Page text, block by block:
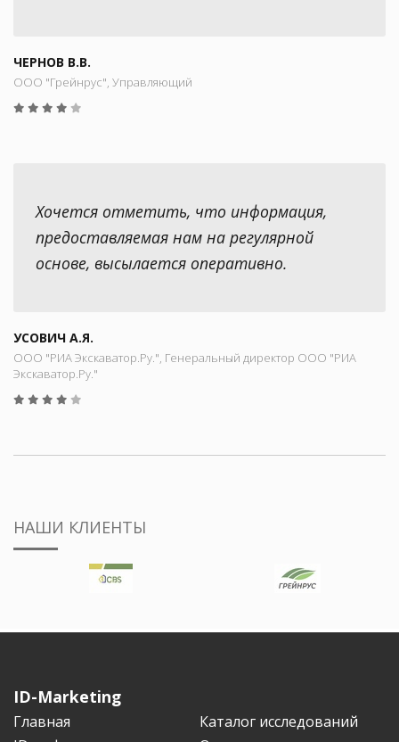
ЧЕРНОВ В.В.
ООО "Грейнрус", Управляющий
Хочется отметить, что информация,
предоставляемая нам на регулярной
основе, высылается оперативно.
УСОВИЧ А.Я.
ООО "РИА Экскаватор.Ру.", Генеральный директор ООО "РИА
Экскаватор.Ру."
НАШИ КЛИЕНТЫ
ID-Marketing
Главная
Каталог исследований